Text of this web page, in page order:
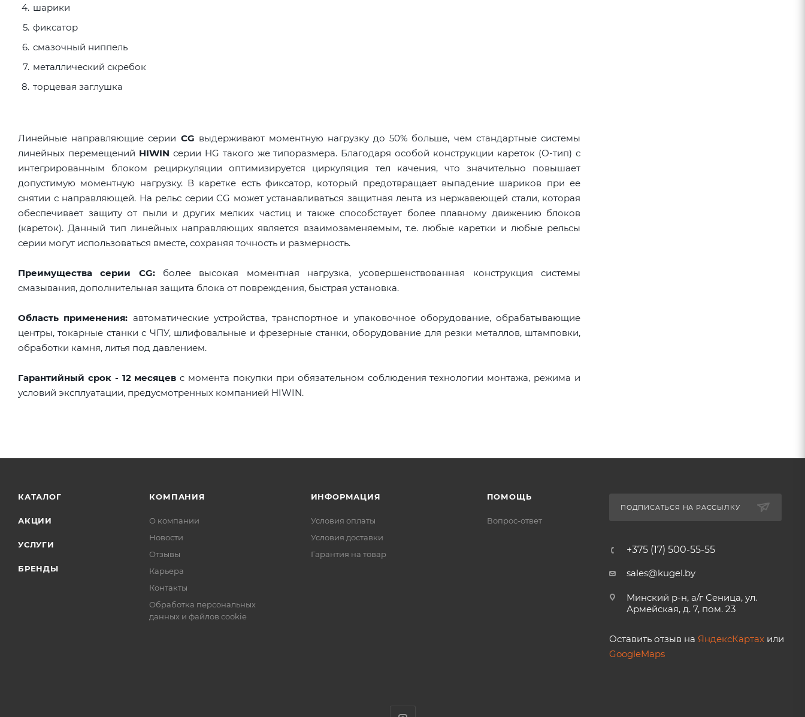
шарики
фиксатор
смазочный ниппель
металлический скребок
торцевая заглушка
Линейные направляющие серии CG выдерживают моментную нагрузку до 50% больше, чем стандартные системы
линейных перемещений HIWIN серии HG такого же типоразмера. Благодаря особой конструкции кареток (О-тип) с
интегрированным блоком рециркуляции оптимизируется циркуляция тел качения, что значительно повышает
допустимую моментную нагрузку. В каретке есть фиксатор, который предотвращает выпадение шариков при ее
снятии с направляющей. На рельс серии CG может устанавливаться защитная лента из нержавеющей стали, которая
обеспечивает защиту от пыли и других мелких частиц и также способствует более плавному движению блоков
(кареток). Данный тип линейных направляющих является взаимозаменяемым, т.е. любые каретки и любые рельсы
серии могут использоваться вместе, сохраняя точность и размерность.
Преимущества серии CG:более высокая моментная нагрузка, усовершенствованная конструкция системы
смазывания, дополнительная защита блока от повреждения, быстрая установка.
Область применения: автоматические устройства, транспортное и упаковочное оборудование, обрабатывающие
центры, токарные станки с ЧПУ, шлифовальные и фрезерные станки, оборудование для резки металлов, штамповки,
обработки камня, литья под давлением.
Гарантийный срок - 12 месяцев с момента покупки при обязательном соблюдения технологии монтажа, режима и
условий эксплуатации, предусмотренных компанией HIWIN.
КАТАЛОГ
АКЦИИ
УСЛУГИ
БРЕНДЫ
КОМПАНИЯ
О компании
Новости
Отзывы
Карьера
Контакты
Обработка персональных
данных и файлов cookie
ИНФОРМАЦИЯ
Условия оплаты
Условия доставки
Гарантия на товар
ПОМОЩЬ
Вопрос-ответ
ПОДПИСАТЬСЯ НА РАССЫЛКУ
+375 (17) 500-55-55
sales@kugel.by
Минский р-н, а/г Сеница, ул.
Армейская, д. 7, пом. 23
Оставить отзыв на ЯндексКартахили
GoogleMaps